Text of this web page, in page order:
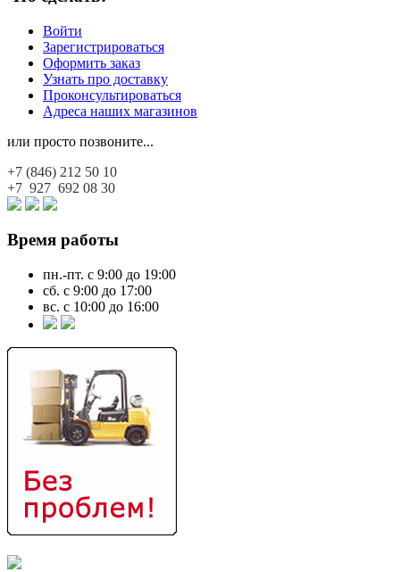
Войти
Зарегистрироваться
Оформить заказ
Узнать про доставку
Проконсультироваться
Адреса наших магазинов
или просто позвоните...
+7 (846) 212 50 10
+7 927 692 08 30
Время работы
пн.-пт. с 9:00 до 19:00
сб. с 9:00 до 17:00
вс. с 10:00 до 16:00